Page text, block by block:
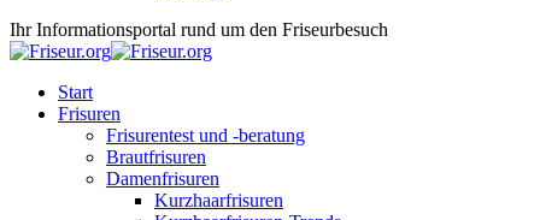
Ihr Informationsportal rund um den Friseurbesuch
Start
Frisuren
Frisurentest und -beratung
Brautfrisuren
Damenfrisuren
Kurzhaarfrisuren